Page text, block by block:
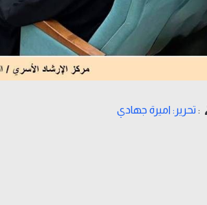
: تحرير: اميرة جهادي